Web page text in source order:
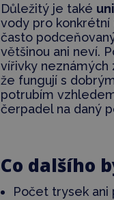
Důležitý je také
vody pro
často
většinou ani neví.
vířivky neznámých
že fungují s
potrubím
čerpadel na daný
Co dalšího
Počet trysek